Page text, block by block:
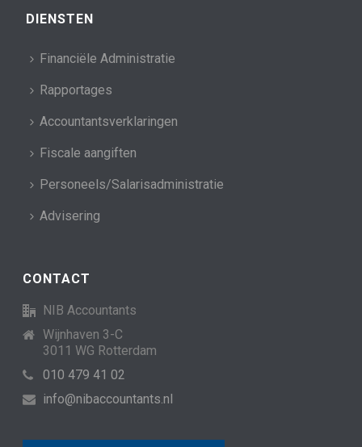
DIENSTEN
Financiële Administratie
Rapportages
Accountantsverklaringen
Fiscale aangiften
Personeels/Salarisadministratie
Advisering
CONTACT
NIB Accountants
Wijnhaven 3-C
3011 WG Rotterdam
010 479 41 02
info@nibaccountants.nl